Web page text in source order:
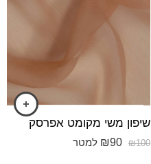
שיפון משי מקומט אפרסק
₪100
₪90 למטר